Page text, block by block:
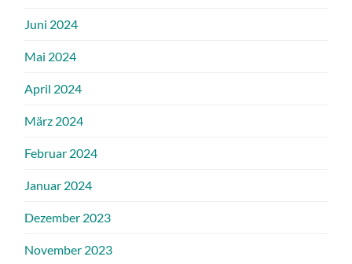
Juni 2024
Mai 2024
April 2024
März 2024
Februar 2024
Januar 2024
Dezember 2023
November 2023